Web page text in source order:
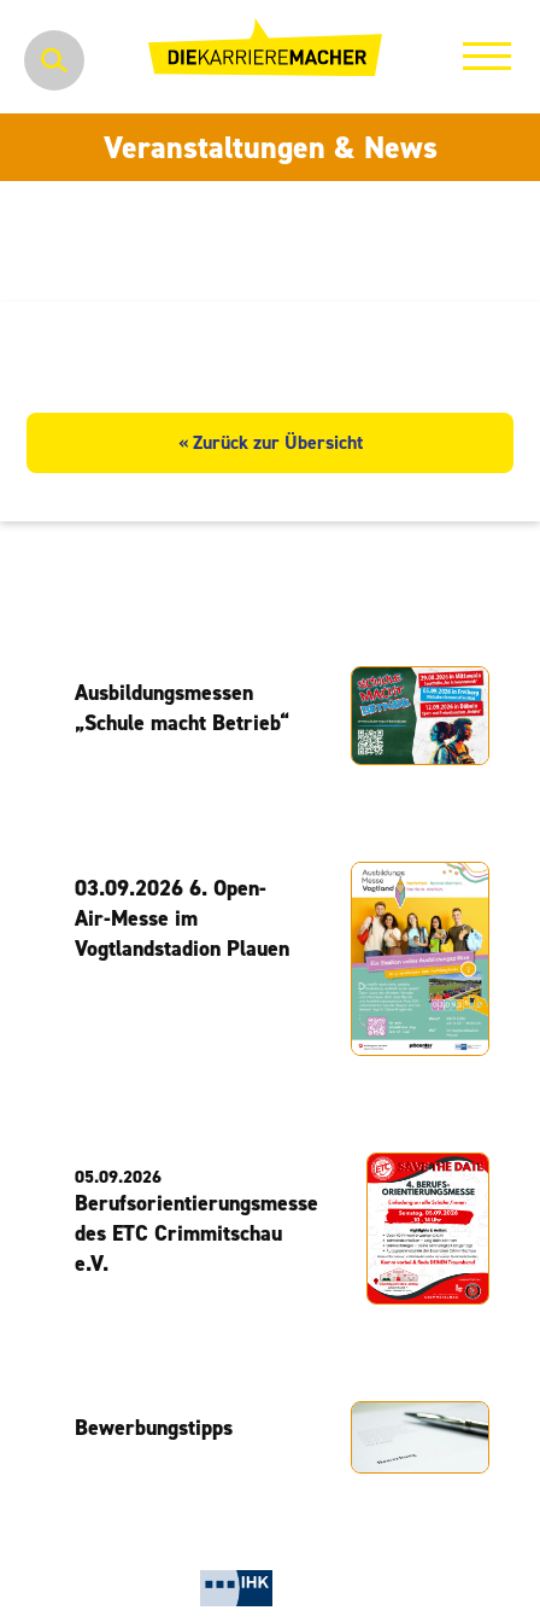
Veranstaltungen & News
« Zurück zur Übersicht
Ausbildungsmessen
„Schule macht Betrieb“
03.09.2026 6. Open-
Air-Messe im
Vogtlandstadion Plauen
05.09.2026
Berufsorientierungsmesse
des ETC Crimmitschau
e.V.
Bewerbungstipps